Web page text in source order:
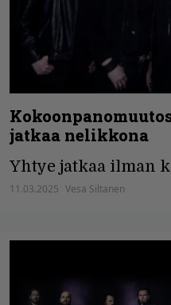
jatkaa nelikkona
Yhtye jatkaa ilman
11.03.2025 Vesa Siltanen